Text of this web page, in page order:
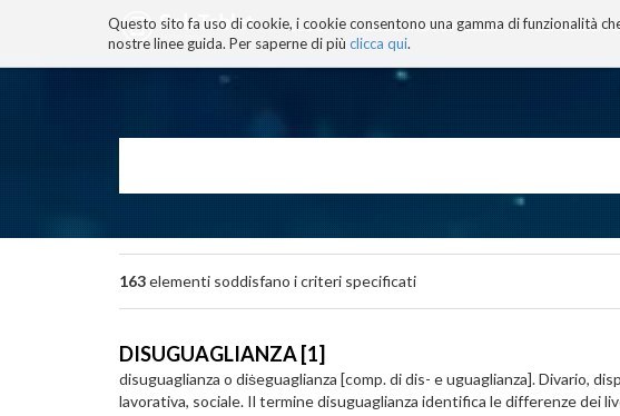
Questo sito fa uso di cookie, i cookie consentono una gamma di funzionalità
nostre linee guida. Per saperne di più clicca qui.
BLOG TECNOCONSAPEVOLEZZA
navigazione
163elementi soddisfano i criteri specificati
DISUGUAGLIANZA [1]
disuguaglianza o diṡeguaglianza [comp. di dis- e uguaglianza]. Divario,
lavorativa, sociale. Il termine disuguaglianza identifica le differenze dei